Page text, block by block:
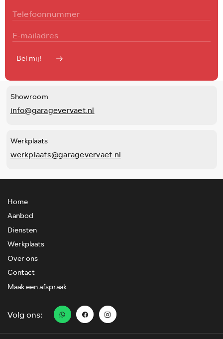
Bel mij!
Showroom
info@garagevervaet.nl
Werkplaats
werkplaats@garagevervaet.nl
Home
Aanbod
Diensten
Werkplaats
Over ons
Contact
Maak een afspraak
Volg ons: